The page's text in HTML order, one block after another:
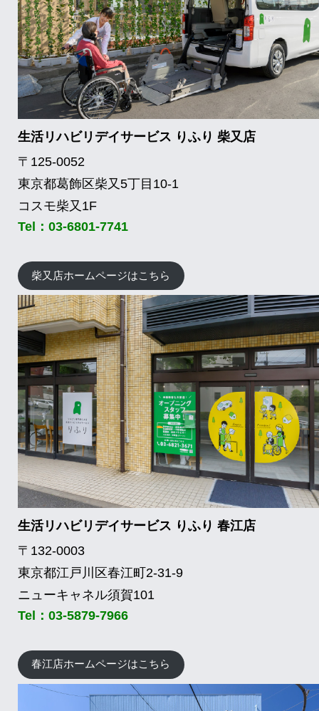
生活リハビリデイサービス りふり 柴又店
〒125-0052
東京都葛飾区柴又5丁目10-1
コスモ柴又1F
Tel： 03-6801-7741
柴又店ホームページはこちら
生活リハビリデイサービス りふり 春江店
〒132-0003
東京都江戸川区春江町2-31-9
ニューキャネル須賀101
Tel：03-5879-7966
春江店ホームページはこちら